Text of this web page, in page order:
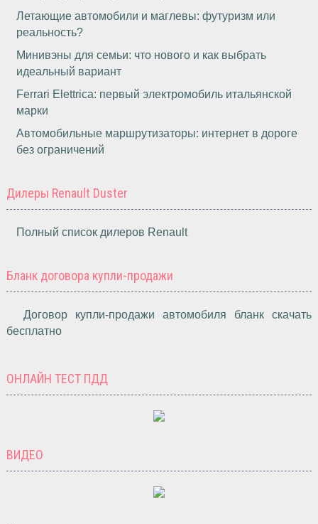
Летающие автомобили и маглевы: футуризм или
реальность?
Минивэны для семьи: что нового и как выбрать
идеальный вариант
Ferrari Elettrica: первый электромобиль итальянской
марки
Автомобильные маршрутизаторы: интернет в дороге
без ограничений
Дилеры Renault Duster
Полный список дилеров Renault
Бланк договора купли-продажи
Договор купли-продажи автомобиля бланк скачать
бесплатно
ОНЛАЙН ТЕСТ ПДД
ВИДЕО